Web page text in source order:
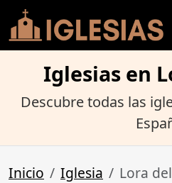
Iglesias en
Descubre todas las
Inicio Iglesia Lora